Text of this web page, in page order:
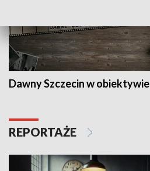
Dawny Szczecin w obiektywie
REPORTAŻE